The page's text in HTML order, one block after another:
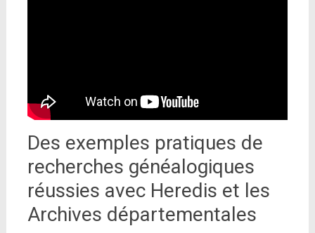
Des exemples pratiques de
recherches généalogiques
réussies avec Heredis et les
Archives départementales